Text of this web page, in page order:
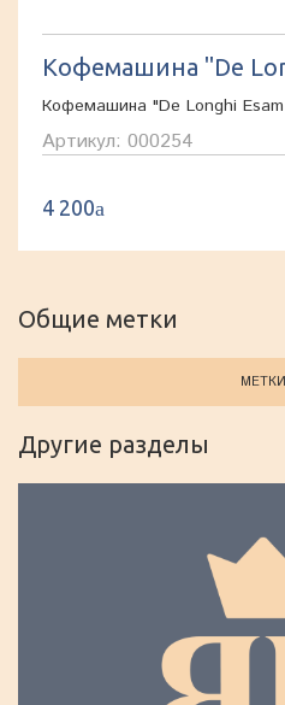
Кофемашина "De
Кофемашина "De Longhi
Артикул: 000254
4 200a
Общие метки
МЕТКИ
Другие разделы